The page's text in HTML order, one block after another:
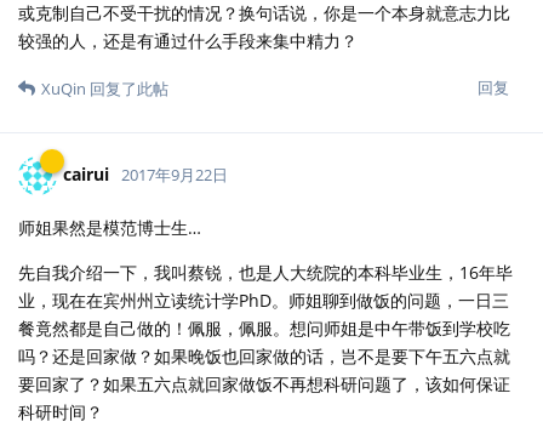
或克制自己不受干扰的情况？换句话说，你是一个本身就意志力比
较强的人，还是有通过什么手段来集中精力？
回复
XuQin 回复了此帖
cairui 2017年9月22日
师姐果然是模范博士生…
先自我介绍一下，我叫蔡锐，也是人大统院的本科毕业生，16年毕
业，现在在宾州州立读统计学PhD。师姐聊到做饭的问题，一日三
餐竟然都是自己做的！佩服，佩服。想问师姐是中午带饭到学校吃
吗？还是回家做？如果晚饭也回家做的话，岂不是要下午五六点就
要回家了？如果五六点就回家做饭不再想科研问题了，该如何保证
科研时间？